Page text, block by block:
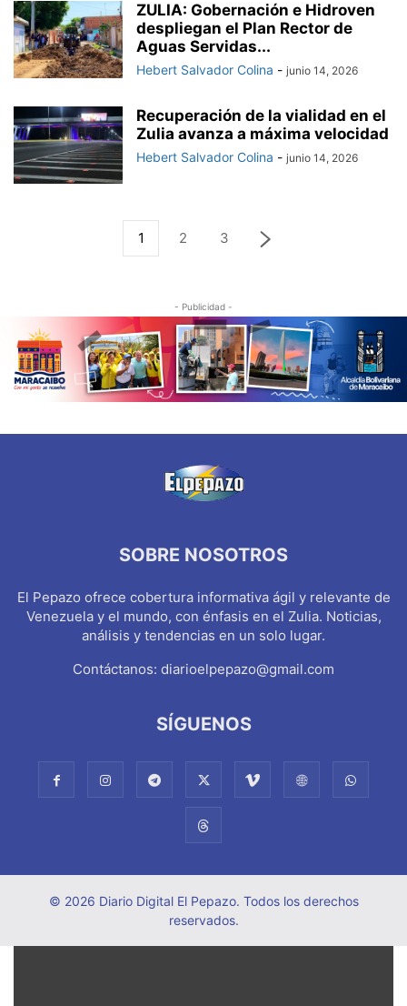
ZULIA: Gobernación e Hidroven
despliegan el Plan Rector de
Aguas Servidas...
Hebert Salvador Colina - junio 14, 2026
Recuperación de la vialidad en el
Zulia avanza a máxima velocidad
Hebert Salvador Colina - junio 14, 2026
1 2 3
- Publicidad -
SOBRE NOSOTROS
El Pepazo ofrece cobertura informativa ágil y relevante de
Venezuela y el mundo, con énfasis en el Zulia. Noticias,
análisis y tendencias en un solo lugar.
Contáctanos: diarioelpepazo@gmail.com
SÍGUENOS
© 2026 Diario Digital El Pepazo. Todos los derechos
reservados.